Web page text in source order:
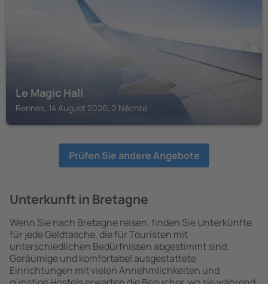
Le Magic Hall
Rennes, 14 August 2026, 2 Nächte
Prüfen Sie andere Angebote
Unterkunft in Bretagne
Wenn Sie nach Bretagne reisen, finden Sie Unterkünfte
für jede Geldtasche, die für Touristen mit
unterschiedlichen Bedürfnissen abgestimmt sind.
Geräumige und komfortabel ausgestattete
Einrichtungen mit vielen Annehmlichkeiten und